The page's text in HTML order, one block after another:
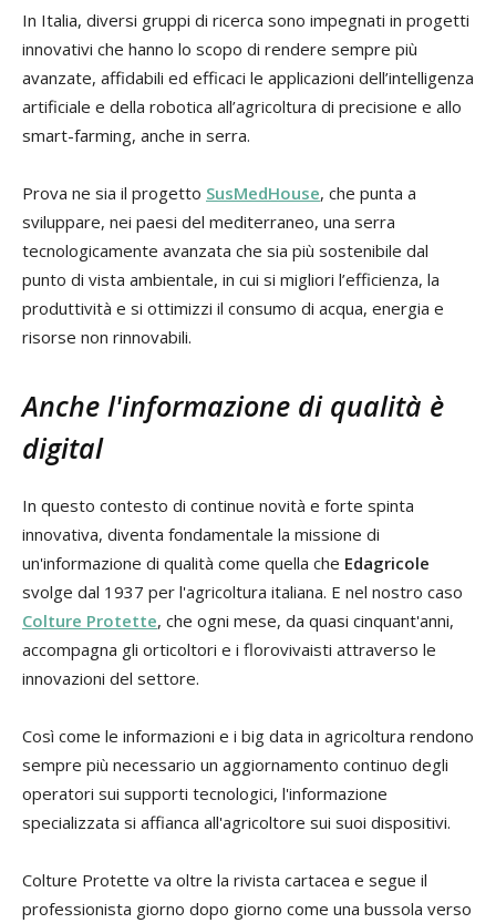
In Italia, diversi gruppi di ricerca sono impegnati in progetti
innovativi che hanno lo scopo di rendere sempre più
avanzate, affidabili ed efficaci le applicazioni dell’intelligenza
artificiale e della robotica all’agricoltura di precisione e allo
smart-farming, anche in serra.
Prova ne sia il progetto SusMedHouse, che punta a
sviluppare, nei paesi del mediterraneo, una serra
tecnologicamente avanzata che sia più sostenibile dal
punto di vista ambientale, in cui si migliori l’efficienza, la
produttività e si ottimizzi il consumo di acqua, energia e
risorse non rinnovabili.
Anche l'informazione di qualità è
digital
In questo contesto di continue novità e forte spinta
innovativa, diventa fondamentale la missione di
un'informazione di qualità come quella che Edagricole
svolge dal 1937 per l'agricoltura italiana. E nel nostro caso
Colture Protette, che ogni mese, da quasi cinquant'anni,
accompagna gli orticoltori e i florovivaisti attraverso le
innovazioni del settore.
Così come le informazioni e i big data in agricoltura rendono
sempre più necessario un aggiornamento continuo degli
operatori sui supporti tecnologici, l'informazione
specializzata si affianca all'agricoltore sui suoi dispositivi.
Colture Protette va oltre la rivista cartacea e segue il
professionista giorno dopo giorno come una bussola verso